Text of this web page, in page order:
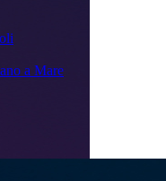
a Mare